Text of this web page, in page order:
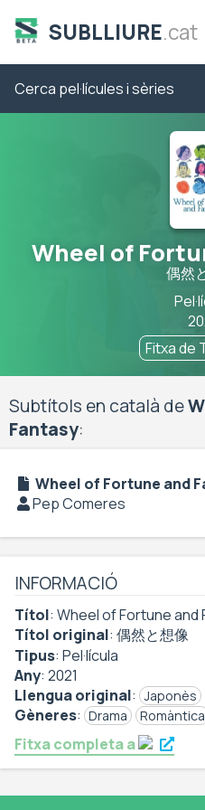
SUBLLIURE.cat
Wheel of
偶然
Fitxa de
Subtítols en català de
Fantasy:
Wheel of Fortune and
Pep Comeres
INFORMACIÓ
Títol: Wheel of Fortune and
Títol original: 偶然と想像
Tipus: Pel·lícula
Any: 2021
Llengua original: Japonès
Gèneres: Drama Romàntica
Fitxa completa a